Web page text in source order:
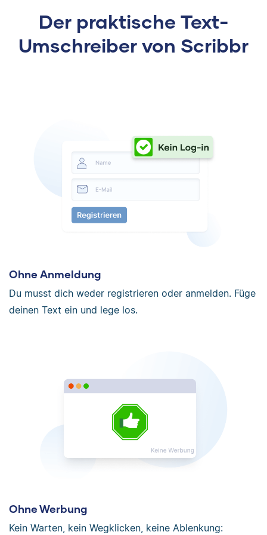
Der praktische Text-
Umschreiber von Scribbr
Ohne Anmeldung
Du musst dich weder registrieren oder anmelden. Füge
deinen Text ein und lege los.
Ohne Werbung
Kein Warten, kein Wegklicken, keine Ablenkung: